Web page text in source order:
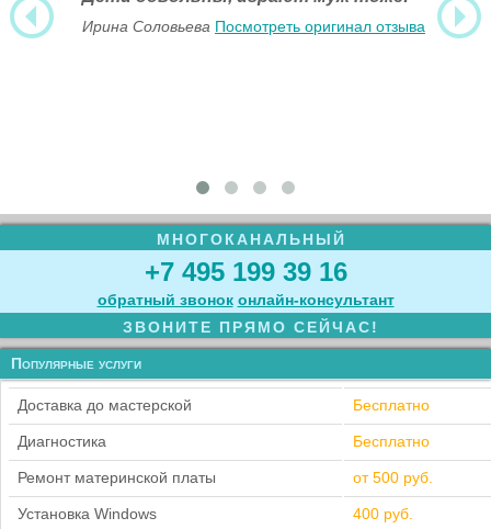
Ирина Соловьева Посмотреть оригинал отзыва
МНОГОКАНАЛЬНЫЙ
+7 495 199 39 16
обратный звонок онлайн‑консультант
ЗВОНИТЕ ПРЯМО СЕЙЧАС!
Популярные услуги
Доставка до мастерской Бесплатно
Диагностика Бесплатно
Ремонт материнской платы от 500 руб.
Установка Windows 400 руб.